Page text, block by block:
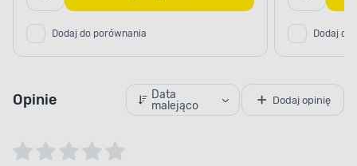
Dodaj do porównania Dodaj do
Opinie
Data
malejąco
Dodaj opinię